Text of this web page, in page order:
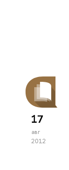
17
авг
2012